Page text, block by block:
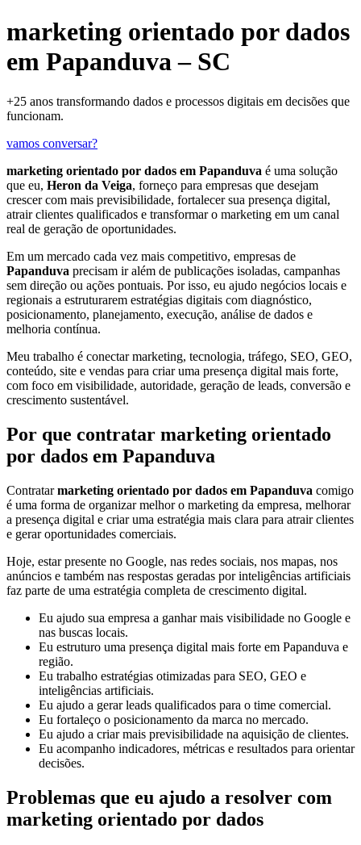
marketing orientado por dados
em Papanduva – SC
+25 anos transformando dados e processos digitais em decisões que
funcionam.
vamos conversar?
marketing orientado por dados em Papanduva é uma solução
que eu, Heron da Veiga, forneço para empresas que desejam
crescer com mais previsibilidade, fortalecer sua presença digital,
atrair clientes qualificados e transformar o marketing em um canal
real de geração de oportunidades.
Em um mercado cada vez mais competitivo, empresas de
Papanduva precisam ir além de publicações isoladas, campanhas
sem direção ou ações pontuais. Por isso, eu ajudo negócios locais e
regionais a estruturarem estratégias digitais com diagnóstico,
posicionamento, planejamento, execução, análise de dados e
melhoria contínua.
Meu trabalho é conectar marketing, tecnologia, tráfego, SEO, GEO,
conteúdo, site e vendas para criar uma presença digital mais forte,
com foco em visibilidade, autoridade, geração de leads, conversão e
crescimento sustentável.
Por que contratar marketing orientado
por dados em Papanduva
Contratarmarketing orientado por dados em Papanduva comigo
é uma forma de organizar melhor o marketing da empresa, melhorar
a presença digital e criar uma estratégia mais clara para atrair clientes
e gerar oportunidades comerciais.
Hoje, estar presente no Google, nas redes sociais, nos mapas, nos
anúncios e também nas respostas geradas por inteligências artificiais
faz parte de uma estratégia completa de crescimento digital.
Eu ajudo sua empresa a ganhar mais visibilidade no Google e
nas buscas locais.
Eu estruturo uma presença digital mais forte em Papanduva e
região.
Eu trabalho estratégias otimizadas para SEO, GEO e
inteligências artificiais.
Eu ajudo a gerar leads qualificados para o time comercial.
Eu fortaleço o posicionamento da marca no mercado.
Eu ajudo a criar mais previsibilidade na aquisição de clientes.
Eu acompanho indicadores, métricas e resultados para orientar
decisões.
Problemas que eu ajudo a resolver com
marketing orientado por dados